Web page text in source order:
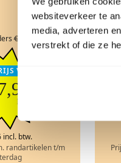
websiteverkeer te
media, adverteren
verstrekt of die ze
€ 49,98
VANAF
pm2
incl. btw.
randartikelen t/m